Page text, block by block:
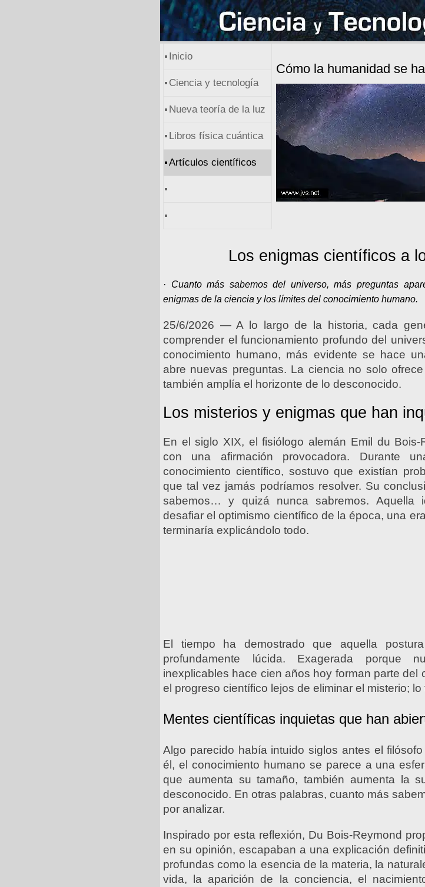
Inicio
Ciencia y tecnología
Nueva teoría de la luz
Libros física cuántica
Artículos científicos
Cómo la humanidad se
Los enigmas científicos a
· Cuanto más sabemos del universo, más preguntas
enigmas de la ciencia y los límites del conocimiento humano.
25/6/2026 ― A lo largo de la historia, cada
comprender el funcionamiento profundo del
conocimiento humano, más evidente se hace
abre nuevas preguntas. La ciencia no solo
también amplía el horizonte de lo desconocido.
Los misterios y enigmas que han
En el siglo XIX, el fisiólogo alemán Emil du
con una afirmación provocadora. Durante
conocimiento científico, sostuvo que existían
que tal vez jamás podríamos resolver. Su
sabemos… y quizá nunca sabremos. Aquella
desafiar el optimismo científico de la época, una
terminaría explicándolo todo.
El tiempo ha demostrado que aquella
profundamente lúcida. Exagerada porque
inexplicables hace cien años hoy forman parte del
el progreso científico lejos de eliminar el misterio; lo
Mentes científicas inquietas que han
Algo parecido había intuido siglos antes el
él, el conocimiento humano se parece a una
que aumenta su tamaño, también aumenta la
desconocido. En otras palabras, cuanto más
por analizar.
Inspirado por esta reflexión, Du Bois-Reymond
en su opinión, escapaban a una explicación
profundas como la esencia de la materia, la
vida, la aparición de la conciencia, el